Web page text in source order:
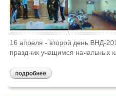
16 апреля - второй день ВНД-
праздник учащимся начальных
подробнее